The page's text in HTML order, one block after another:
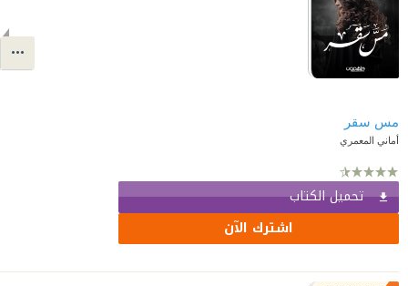
مس سقر
أماني المعمري
تحميل الكتاب
اشترك الآن